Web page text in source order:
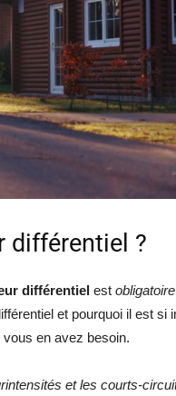
différentiel ?
différentiel est obligatoire
et pourquoi il est si
vous en avez besoin.
et les courts-